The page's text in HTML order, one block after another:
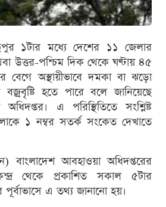
১টার মধ্যে দেশের ১১ জেলার
উত্তর-পশ্চিম দিক থেকে ঘণ্টায় ৪৫
বেগে অস্থায়ীভাবে দমকা বা ঝড়ো
বজ্রবৃষ্টি হতে পারে বলে জানিয়েছে
এ পরিস্থিতিতে সংশ্লিষ্ট
১ নম্বর সতর্ক সংকেত দেখাতে
বাংলাদেশ আবহাওয়া অধিদপ্তরের
থেকে প্রকাশিত সকাল ৫টার
পূর্বাভাসে এ তথ্য জানানো হয়।